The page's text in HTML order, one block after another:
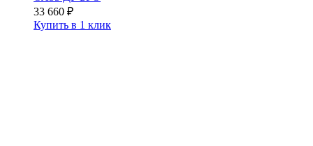
33 660 ₽
Купить в 1 клик